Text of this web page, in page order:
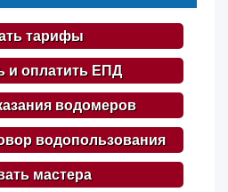
тарифы
и оплатить ЕПД
водомеров
водопользования
мастера